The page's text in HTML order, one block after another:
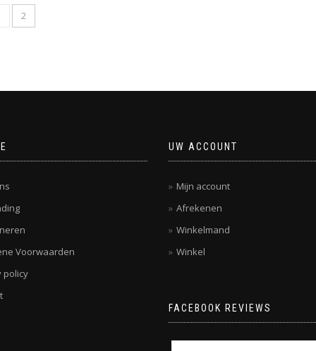
2
Voorwaarden
policy
UW ACCOUNT
Mijn account
Afrekenen
Winkelmand
Winkel
FACEBOOK REVIEWS